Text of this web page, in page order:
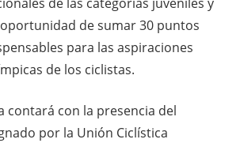
de sumar 30 puntos
para las aspiraciones
de los ciclistas.
contará con la presencia del
por la Unión Ciclística